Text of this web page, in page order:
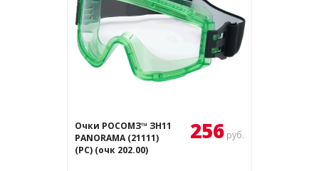
Очки РОСОМЗ™ ЗН11
PANORAMA (21111)
(PС) (очк 202.00)
256 руб.